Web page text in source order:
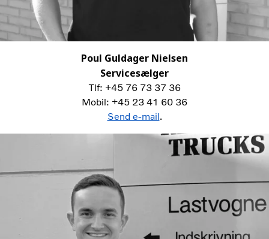
Poul Guldager Nielsen
Servicesælger
Tlf: +45 76 73 37 36
Mobil: +45 23 41 60 36
Send e-mail.